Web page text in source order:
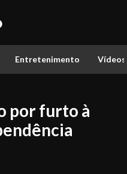
Entretenimento Vídeos
por furto à